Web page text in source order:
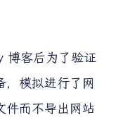
博客后为了验证
，模拟进行了网
件而不导出网站